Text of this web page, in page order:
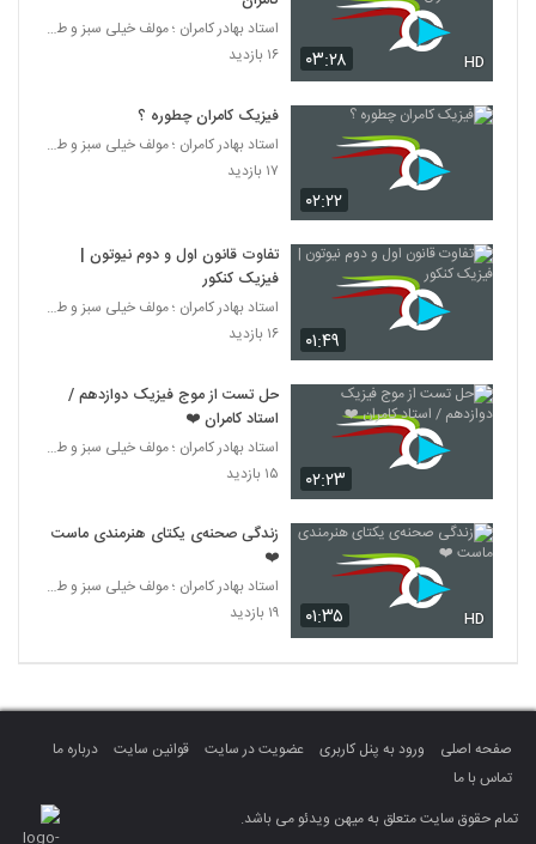
۰۳:۲۸ HD
استاد بهادر کامران ؛ مولف خیلی سبز و طراح قلم چی
۱۶ بازدید
۰۲:۲۲
فیزیک کامران چطوره ؟
استاد بهادر کامران ؛ مولف خیلی سبز و طراح قلم چی
۱۷ بازدید
۰۱:۴۹
تفاوت قانون اول و دوم نیوتون |
فیزیک کنکور
استاد بهادر کامران ؛ مولف خیلی سبز و طراح قلم چی
۱۶ بازدید
۰۲:۲۳
حل تست از موج فیزیک دوازدهم /
استاد کامران ❤️
استاد بهادر کامران ؛ مولف خیلی سبز و طراح قلم چی
۱۵ بازدید
۰۱:۳۵ HD
زندگی صحنه‌ی یکتای هنرمندی ماست
❤️
استاد بهادر کامران ؛ مولف خیلی سبز و طراح قلم چی
۱۹ بازدید
صفحه اصلی ورود به پنل کاربری عضویت در سایت قوانین سایت
درباره ما
تماس با ما
تمام حقوق سایت متعلق به میهن ویدئو می باشد.